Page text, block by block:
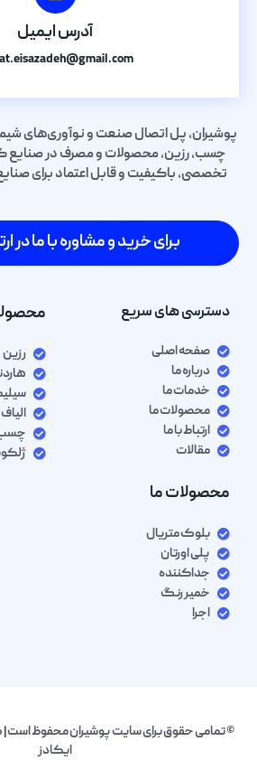
آدرس ایمیل
پوشیران، پل اتصال صنعت و نوآوری‌های
چسب، رزین، محصولات و مصرف در صنایع
تخصصی، باکیفیت و قابل اعتماد برای
برای خرید و مشاوره با ما در
دسترسی های سریع
صفحه اصلی
درباره ما
خدمات ما
محصولات ما
ارتباط با ما
مقالات
رزین
الیاف
محصولات ما
بلوک متریال
پلی اورتان
جداکننده
خمیر رنگ
اجرا
© تمامی حقوق برای سایت پوشیران محفوظ
ایکادز